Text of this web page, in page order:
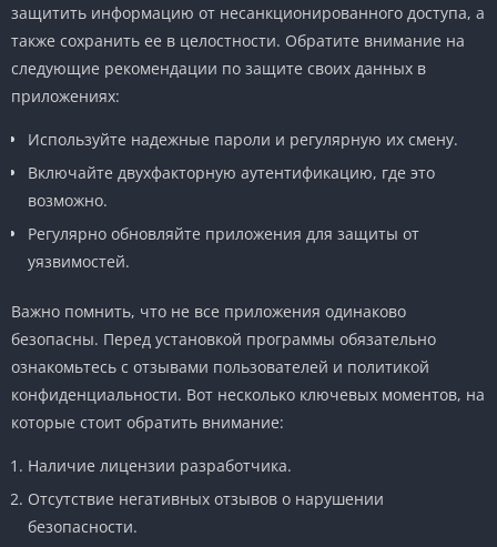
защитить информацию от несанкционированного доступа, а
также сохранить ее в целостности. Обратите внимание на
следующие рекомендации по защите своих данных в
приложениях:
Используйте надежные пароли и регулярную их смену.
Включайте двухфакторную аутентификацию, где это
возможно.
Регулярно обновляйте приложения для защиты от
уязвимостей.
Важно помнить, что не все приложения одинаково
безопасны. Перед установкой программы обязательно
ознакомьтесь с отзывами пользователей и политикой
конфиденциальности. Вот несколько ключевых моментов, на
которые стоит обратить внимание:
Наличие лицензии разработчика.
Отсутствие негативных отзывов о нарушении
безопасности.